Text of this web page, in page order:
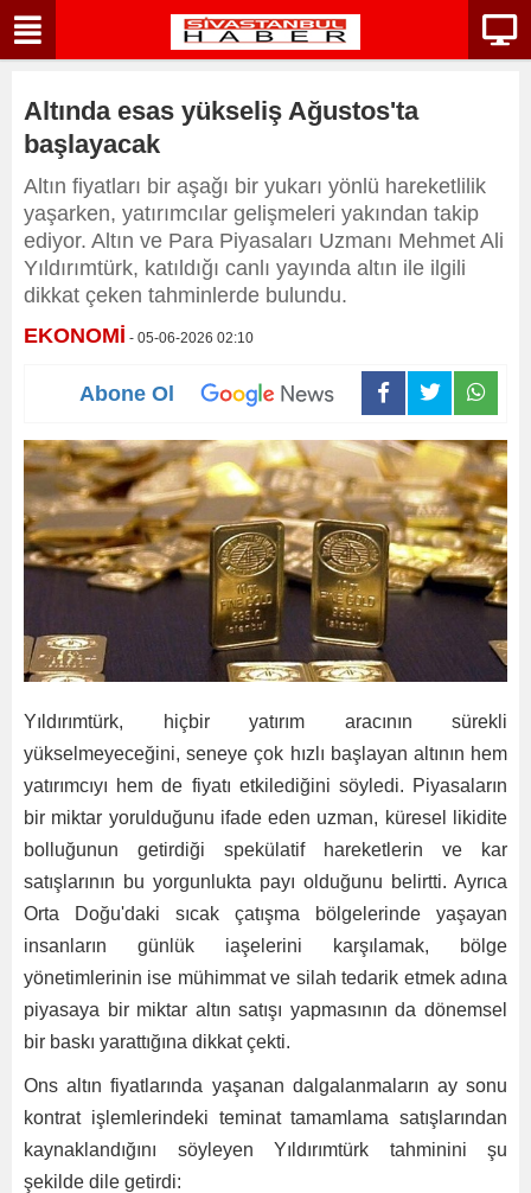
Altında esas yükseliş Ağustos'ta
başlayacak
Altın fiyatları bir aşağı bir yukarı yönlü hareketlilik
yaşarken, yatırımcılar gelişmeleri yakından takip
ediyor. Altın ve Para Piyasaları Uzmanı Mehmet Ali
Yıldırımtürk, katıldığı canlı yayında altın ile ilgili
dikkat çeken tahminlerde bulundu.
EKONOMİ - 05-06-2026 02:10
Abone Ol
Yıldırımtürk, hiçbir yatırım aracının sürekli
yükselmeyeceğini, seneye çok hızlı başlayan altının hem
yatırımcıyı hem de fiyatı etkilediğini söyledi. Piyasaların
bir miktar yorulduğunu ifade eden uzman, küresel likidite
bolluğunun getirdiği spekülatif hareketlerin ve kar
satışlarının bu yorgunlukta payı olduğunu belirtti. Ayrıca
Orta Doğu'daki sıcak çatışma bölgelerinde yaşayan
insanların günlük iaşelerini karşılamak, bölge
yönetimlerinin ise mühimmat ve silah tedarik etmek adına
piyasaya bir miktar altın satışı yapmasının da dönemsel
bir baskı yarattığına dikkat çekti.
Ons altın fiyatlarında yaşanan dalgalanmaların ay sonu
kontrat işlemlerindeki teminat tamamlama satışlarından
kaynaklandığını söyleyen Yıldırımtürk tahminini şu
şekilde dile getirdi: